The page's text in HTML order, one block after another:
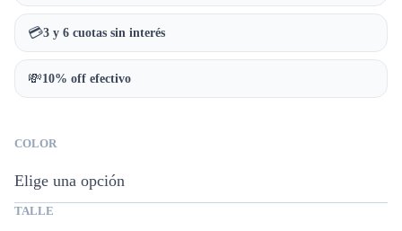
💳3 y 6 cuotas sin interés
💸10% off efectivo
COLOR
TALLE